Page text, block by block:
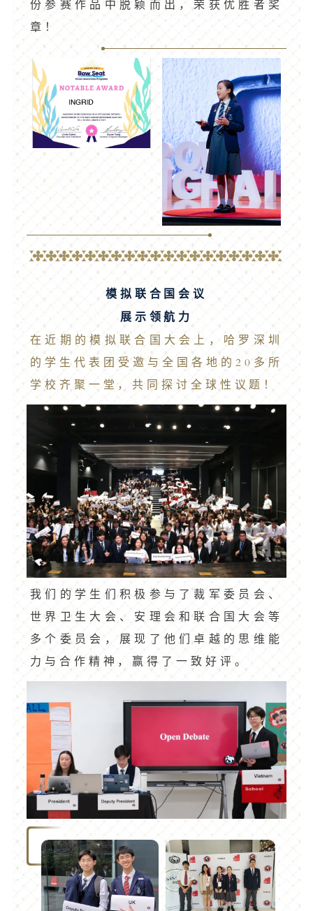
份参赛作品中脱颖而出，荣获优胜者奖
章！
模拟联合国会议
展示领航力
在近期的模拟联合国大会上，哈罗深圳
的学生代表团受邀与全国各地的20多所
学校齐聚一堂，共同探讨全球性议题！
我们的学生们积极参与了裁军委员会、
世界卫生大会、安理会和联合国大会等
多个委员会，展现了他们卓越的思维能
力与合作精神，赢得了一致好评。